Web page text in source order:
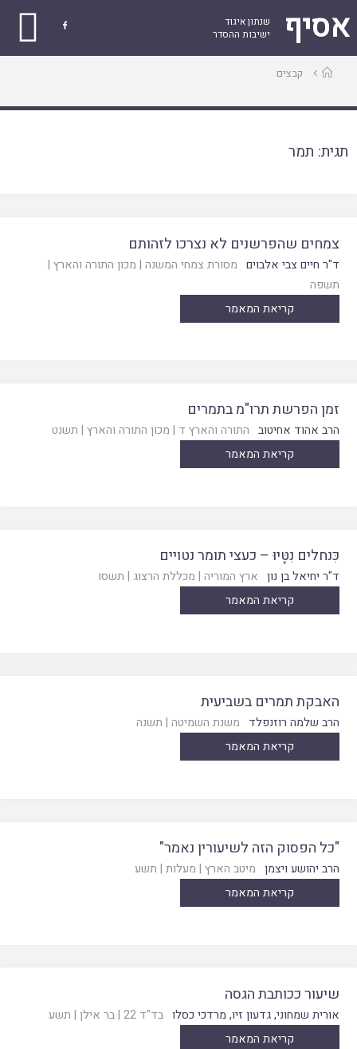
אסיף
שנתון איגוד
ישיבות ההסדר

עמודקבצים
תגית: תמר
צמחים שהפרשנים לא נצרכו לזהותם
ד"ר חיים צבי אלבוים מסורת צמחי המשנה | מכון התורה והארץ |
תשפה
קריאת המאמר
זמן הפרשת תרו"מ בתמרים
הרב אהוד אחיטוב התורה והארץ ד | מכון התורה והארץ | תשנט
קריאת המאמר
כִּנחלים נִטָּיוּ – כעצי תומר נטויים
ד"ר יחיאל בן נון ארץ המוריה | מכללת הרצוג | תשסו
קריאת המאמר
האבקת תמרים בשביעית
הרב שלמה רוזנפלד משנת השמיטה | תשנה
קריאת המאמר
"כל הפסוק הזה לשיעורין נאמר"
הרב יהושע ויצמן מיטב הארץ | מעלות | תשע
קריאת המאמר
שיעור ככותבת הגסה
אורית שמחוני,גדעון זיו, מרדכי כסלו בד"ד 22 |בר אילן | תשע
קריאת המאמר